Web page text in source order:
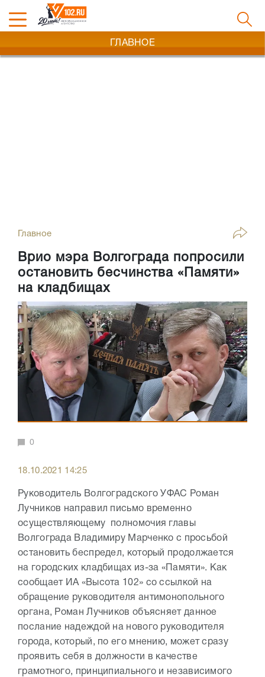
ГЛАВНОЕ
Главное
Врио мэра Волгограда попросили
остановить бесчинства «Памяти»
на кладбищах
0
18.10.2021 14:25
Руководитель Волгоградского УФАС Роман
Лучников направил письмо временно
осуществляющему полномочия главы
Волгограда Владимиру Марченко с просьбой
остановить беспредел, который продолжается
на городских кладбищах из-за «Памяти». Как
сообщает ИА «Высота 102» со ссылкой на
обращение руководителя антимонопольного
органа, Роман Лучников объясняет данное
послание надеждой на нового руководителя
города, который, по его мнению, может сразу
проявить себя в должности в качестве
грамотного, принципиального и независимого